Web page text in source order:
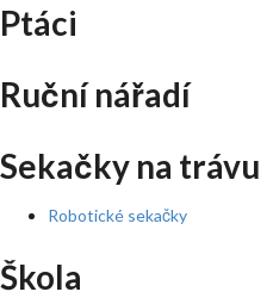
Ptáci
Ruční nářadí
Sekačky na trávu
Robotické sekačky
Škola